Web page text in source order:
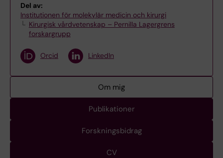
Del av:
Institutionen för molekylär medicin och kirurgi
Kirurgisk vårdvetenskap – Pernilla Lagergrens
forskargrupp
Orcid LinkedIn
Om mig
Publikationer
Forskningsbidrag
CV